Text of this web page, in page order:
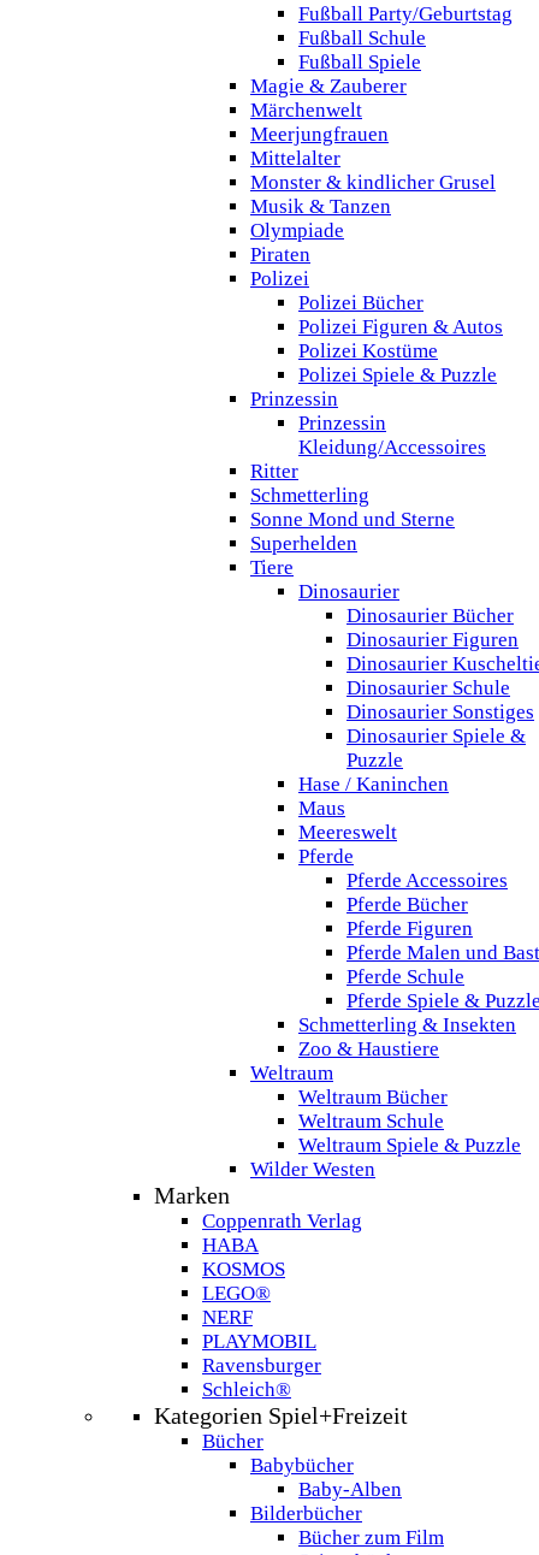
Fußball Party/Geburtstag
Fußball Schule
Fußball Spiele
Magie & Zauberer
Märchenwelt
Meerjungfrauen
Mittelalter
Monster & kindlicher Grusel
Musik & Tanzen
Olympiade
Piraten
Polizei
Polizei Bücher
Polizei Figuren & Autos
Polizei Kostüme
Polizei Spiele & Puzzle
Prinzessin
Prinzessin
Kleidung/Accessoires
Ritter
Schmetterling
Sonne Mond und Sterne
Superhelden
Tiere
Dinosaurier
Dinosaurier Bücher
Dinosaurier Figuren
Dinosaurier
Dinosaurier Schule
Dinosaurier Sonstiges
Dinosaurier Spiele &
Puzzle
Hase / Kaninchen
Maus
Meereswelt
Pferde
Pferde Accessoires
Pferde Bücher
Pferde Figuren
Pferde Malen und
Pferde Schule
Pferde Spiele &
Schmetterling & Insekten
Zoo & Haustiere
Weltraum
Weltraum Bücher
Weltraum Schule
Weltraum Spiele & Puzzle
Wilder Westen
Marken
Coppenrath Verlag
HABA
KOSMOS
LEGO®
NERF
PLAYMOBIL
Ravensburger
Schleich®
Kategorien Spiel+Freizeit
Bücher
Babybücher
Baby-Alben
Bilderbücher
Bücher zum Film